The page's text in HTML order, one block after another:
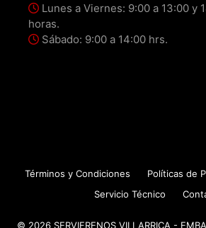
Lunes a Viernes: 9:00 a 13:00 y
horas.
Sábado: 9:00 a 14:00 hrs.
Términos y Condiciones Políticas de
Servicio Técnico
© 2026 SERVIFRENOS VILLARRICA -